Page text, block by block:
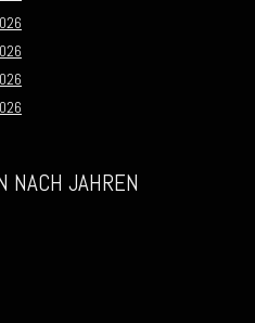
NACH JAHREN